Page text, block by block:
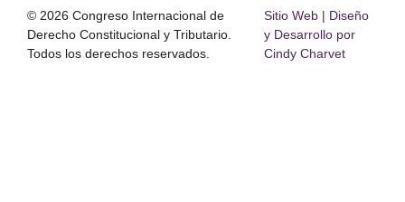
© 2026 Congreso Internacional de
Derecho Constitucional y Tributario.
Todos los derechos reservados.
Sitio Web | Diseño
y Desarrollo por
Cindy Charvet